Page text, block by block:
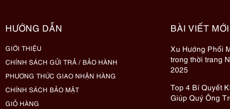
HƯỚNG DẪN
GIỚI THIỆU
CHÍNH SÁCH GỬI TRẢ / BẢO HÀNH
PHƯƠNG THỨC GIAO NHẬN HÀNG
CHÍNH SÁCH BẢO MẬT
GIỎ HÀNG
BÀI VIẾT
Xu Hướng Phối
trong thời trang
2025
Top 4 Bí Quyết
Giúp Quý Ông